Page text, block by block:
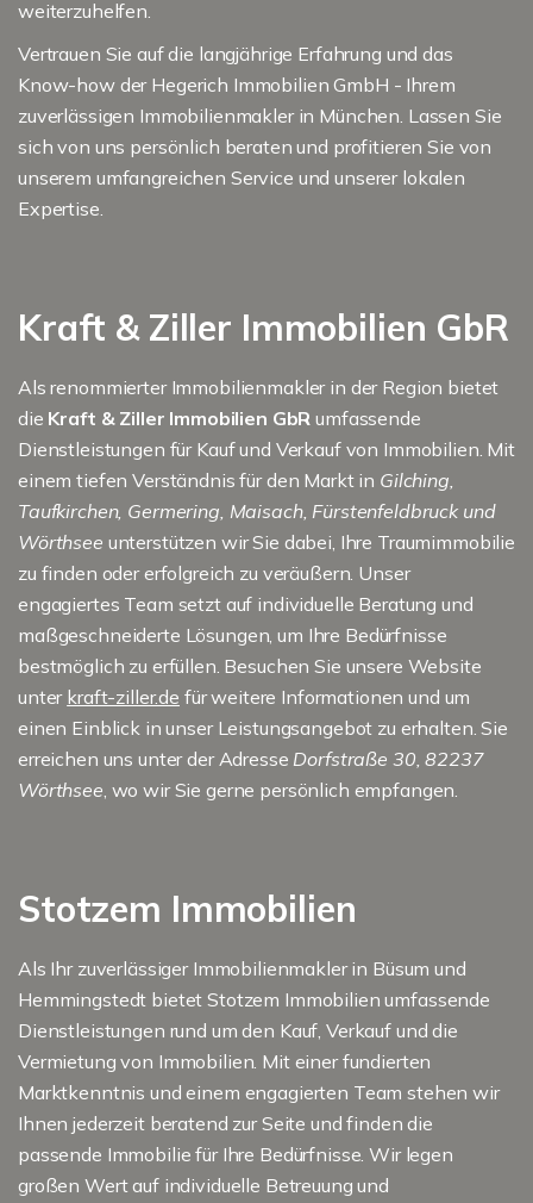
weiterzuhelfen.
Vertrauen Sie auf die langjährige Erfahrung und das
Know-how der Hegerich Immobilien GmbH - Ihrem
zuverlässigen Immobilienmakler in München. Lassen Sie
sich von uns persönlich beraten und profitieren Sie von
unserem umfangreichen Service und unserer lokalen
Expertise.
Kraft & Ziller Immobilien GbR
Als renommierter Immobilienmakler in der Region bietet
die Kraft & Ziller Immobilien GbR umfassende
Dienstleistungen für Kauf und Verkauf von Immobilien. Mit
einem tiefen Verständnis für den Markt in Gilching,
Taufkirchen, Germering, Maisach, Fürstenfeldbruck und
Wörthsee unterstützen wir Sie dabei, Ihre Traumimmobilie
zu finden oder erfolgreich zu veräußern. Unser
engagiertes Team setzt auf individuelle Beratung und
maßgeschneiderte Lösungen, um Ihre Bedürfnisse
bestmöglich zu erfüllen. Besuchen Sie unsere Website
unter kraft-ziller.de für weitere Informationen und um
einen Einblick in unser Leistungsangebot zu erhalten. Sie
erreichen uns unter der Adresse Dorfstraße 30, 82237
Wörthsee, wo wir Sie gerne persönlich empfangen.
Stotzem Immobilien
Als Ihr zuverlässiger Immobilienmakler in Büsum und
Hemmingstedt bietet Stotzem Immobilien umfassende
Dienstleistungen rund um den Kauf, Verkauf und die
Vermietung von Immobilien. Mit einer fundierten
Marktkenntnis und einem engagierten Team stehen wir
Ihnen jederzeit beratend zur Seite und finden die
passende Immobilie für Ihre Bedürfnisse. Wir legen
großen Wert auf individuelle Betreuung und